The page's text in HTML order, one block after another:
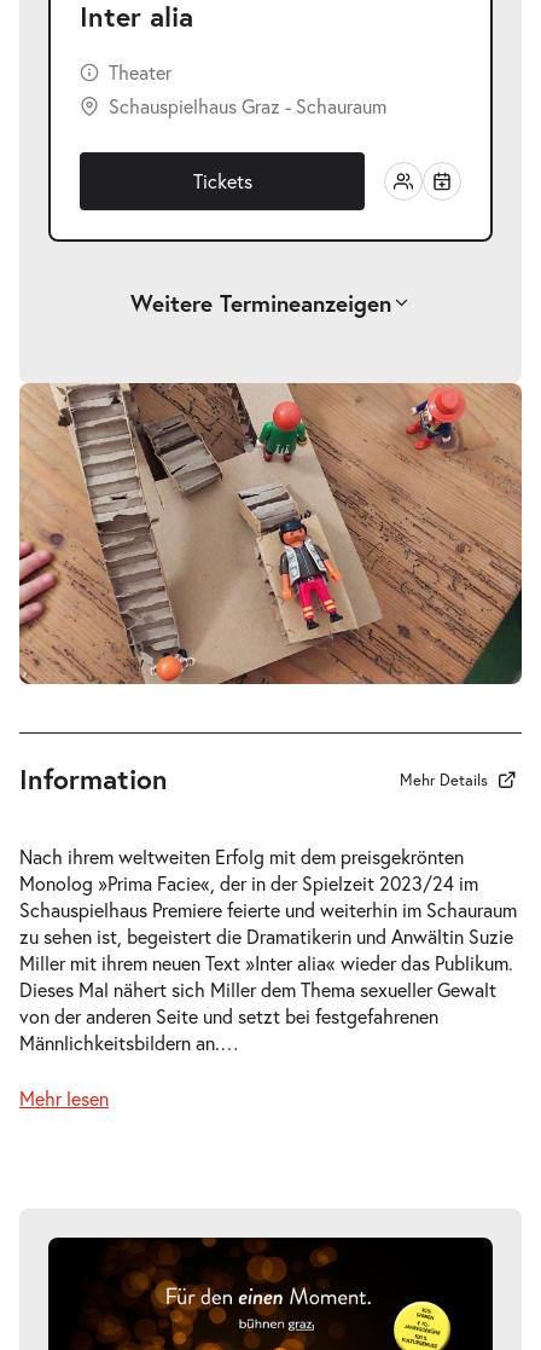
Inter alia
Theater
Schauspielhaus Graz - Schauraum
Tickets
Weitere Termineanzeigen
Inter alia-
Mi.
03.02.2027
Mi. 03.02.2027
20:00 Uhr
Tickets
Inter alia-
Do.
04.02.2027
Do. 04.02.2027
Tickets
Information Mehr Details
Nach ihrem weltweiten Erfolg mit dem preisgekrönten
Monolog »Prima Facie«, der in der Spielzeit 2023/24 im
Schauspielhaus Premiere feierte und weiterhin im Schauraum
zu sehen ist, begeistert die Dramatikerin und Anwältin Suzie
Miller mit ihrem neuen Text »Inter alia« wieder das Publikum.
Dieses Mal nähert sich Miller dem Thema sexueller Gewalt
von der anderen Seite und setzt bei festgefahrenen
Männlichkeitsbildern an.…
Mehr lesen